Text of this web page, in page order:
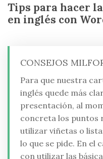
Tips para hacer
en inglés con
CONSEJOS
Para que nuestra
inglés quede más
presentación, al
concreta los puntos
utilizar viñetas o
lo que se pide. En el
con utilizar las